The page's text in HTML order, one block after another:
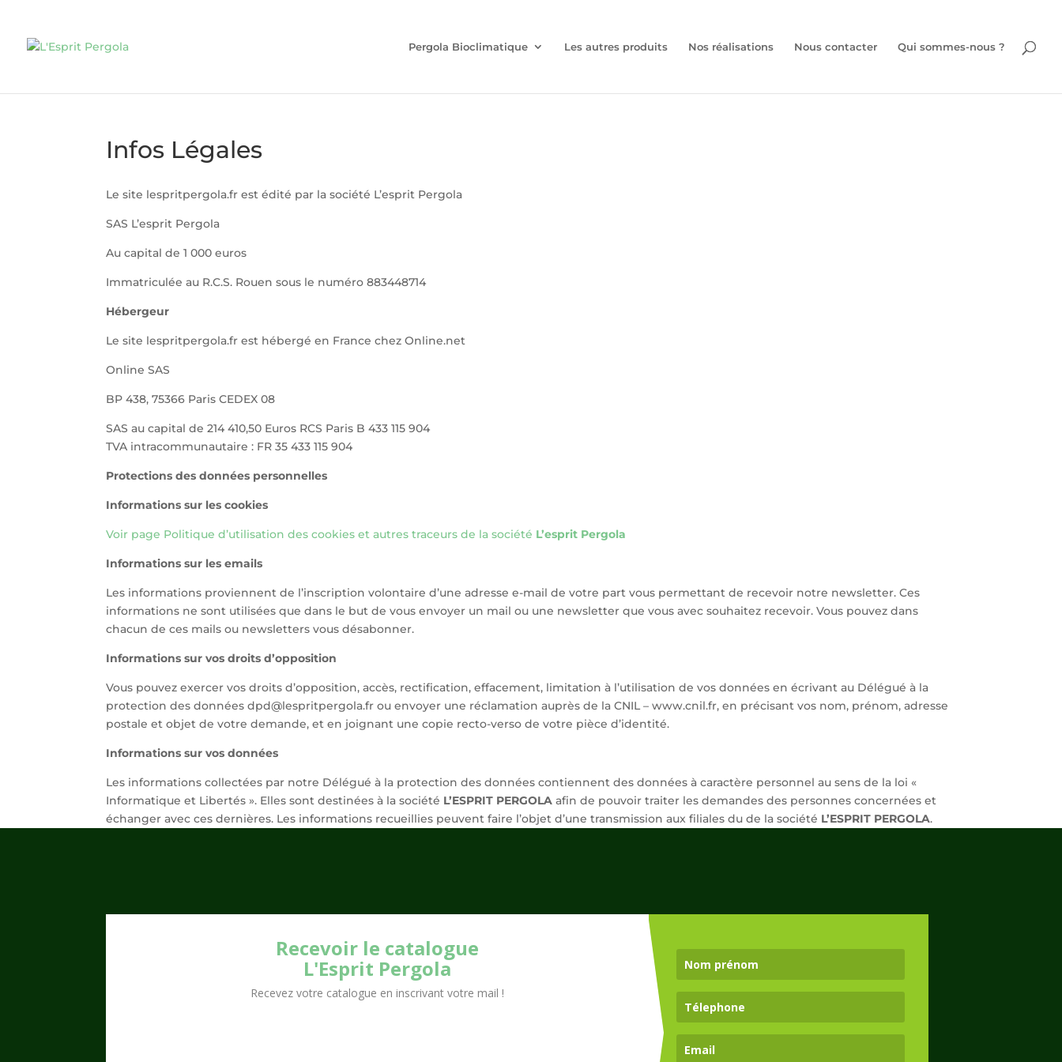
Pergola Bioclimatique Les autres produits Nos réalisations Nous contacter Qui sommes-nous ?
Infos Légales
Le site lespritpergola.fr est édité par la société L’esprit Pergola
SAS L’esprit Pergola
Au capital de 1 000 euros
Immatriculée au R.C.S. Rouen sous le numéro 883448714
Hébergeur
Le site lespritpergola.fr est hébergé en France chez Online.net
Online SAS
BP 438, 75366 Paris CEDEX 08
SAS au capital de 214 410,50 Euros RCS Paris B 433 115 904
TVA intracommunautaire : FR 35 433 115 904
Protections des données personnelles
Informations sur les cookies
Voir page Politique d’utilisation des cookies et autres traceurs de la société L’esprit Pergola
Informations sur les emails
Les informations proviennent de l’inscription volontaire d’une adresse e-mail de votre part vous permettant de recevoir notre newsletter. Ces
informations ne sont utilisées que dans le but de vous envoyer un mail ou une newsletter que vous avec souhaitez recevoir. Vous pouvez dans
chacun de ces mails ou newsletters vous désabonner.
Informations sur vos droits d’opposition
Vous pouvez exercer vos droits d’opposition, accès, rectification, effacement, limitation à l’utilisation de vos données en écrivant au Délégué à la
protection des données ​dpd@lespritpergola.fr ou envoyer une réclamation auprès de la CNIL – www.cnil.fr, en précisant vos nom, prénom, adresse
postale et objet de votre demande, et en joignant une copie recto-verso de votre pièce d’identité.
Informations sur vos données
Les informations collectées par notre Délégué à la protection des données contiennent des données à caractère personnel au sens de la loi «
Informatique et Libertés ». Elles sont destinées à la société L’ESPRIT PERGOLA afin de pouvoir traiter les demandes des personnes concernées et
échanger avec ces dernières. Les informations recueillies peuvent faire l’objet d’une transmission aux filiales du de la société L’ESPRIT PERGOLA.
Recevoir le catalogue
L'Esprit Pergola
Recevez votre catalogue en inscrivant votre mail !